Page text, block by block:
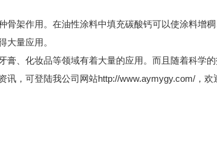
架作用。在油性涂料中填充碳酸钙可以使涂料增
大量应用。
膏、化妆品等领域有着大量的应用。而且随着科学
，可登陆我公司网站http://www.aymygy.com/，欢